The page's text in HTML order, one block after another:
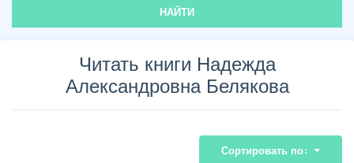
НАЙТИ
Читать книги Надежда
Александровна Белякова
Сортировать по: